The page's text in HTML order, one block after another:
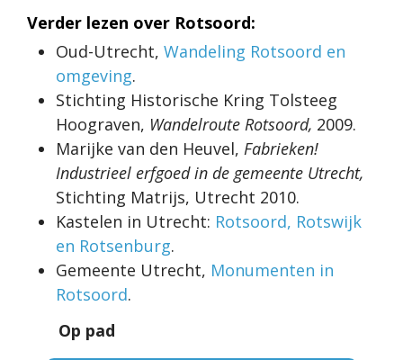
Verder lezen over Rotsoord:
Oud-Utrecht, Wandeling Rotsoord en
omgeving.
Stichting Historische Kring Tolsteeg
Hoograven, Wandelroute Rotsoord, 2009.
Marijke van den Heuvel, Fabrieken!
Industrieel erfgoed in de gemeente Utrecht,
Stichting Matrijs, Utrecht 2010.
Kastelen in Utrecht: Rotsoord, Rotswijk
en Rotsenburg.
Gemeente Utrecht, Monumenten in
Rotsoord.
Op pad